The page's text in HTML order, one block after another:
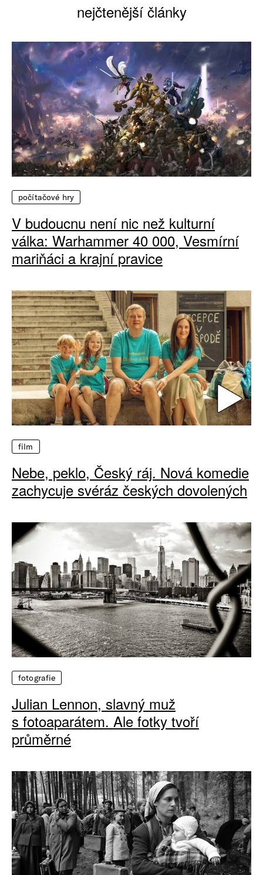
nejčtenější články
počítačové hry
V budoucnu není nic než kulturní
válka: Warhammer 40 000, Vesmírní
mariňáci a krajní pravice
film
Nebe, peklo, Český ráj. Nová komedie
zachycuje svéráz českých dovolených
fotografie
Julian Lennon, slavný muž
s fotoaparátem. Ale fotky tvoří
průměrné